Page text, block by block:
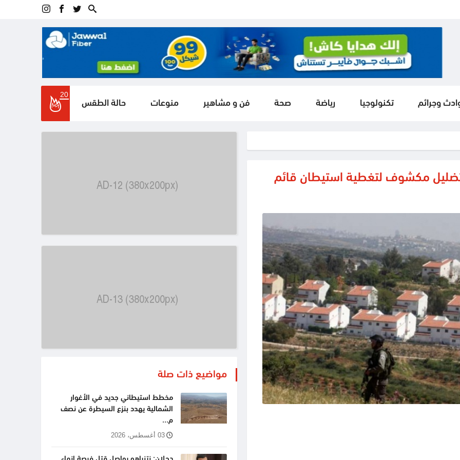
وجرائم تكنولوجيا رياضة صحة فن و مشاهير منوعات حالة الطقس
20
وتضليل مكشوف لتغطية استيطان قائم
مواضيع ذات صلة
مخطط استيطاني جديد في الأغوار
الشمالية يهدد بنزع السيطرة عن نصف
م...
03 أغسطس، 2026